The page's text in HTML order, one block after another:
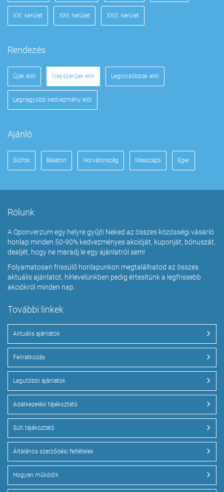
XXI. kerület XXII. kerület XXIII. kerület
Rendezés
Újak elöl Népszerűek elöl Legolcsóbbak elöl
Legnagyobb kedvezmény elöl
Ajánló
Siófok Balaton Horvátország Masszázs Eger
Rólunk
A Qponverzum egy helyre gyűjti Neked az összes közösségi vásárló
honlap minden 50-90% kedvezményes akcióját, kuponját, bónuszát,
dealjét, hogy ne maradj le egy ajánlatról sem!
Folyamatosan frissülő honlapunkon megtalálhatod az összes
aktuális ajánlatot, hírlevelünkben pedig értesítünk a legfrissebb
akciókról minden nap.
További linkek
Aktuális ajánlatok
Feliratkozás
Legutóbbi ajánlatok
Adatkezelési tájékoztató
Süti tájékoztató
Általános szerződési feltételek
Hogyan működik